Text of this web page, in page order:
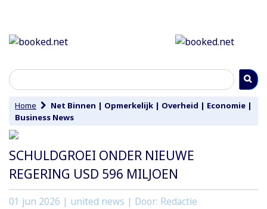
Home Net Binnen | Opmerkelijk | Overheid | Economie |
Business News
SCHULDGROEI ONDER NIEUWE
REGERING USD 596 MILJOEN
01 jun 2026 | united news | Door: Redactie